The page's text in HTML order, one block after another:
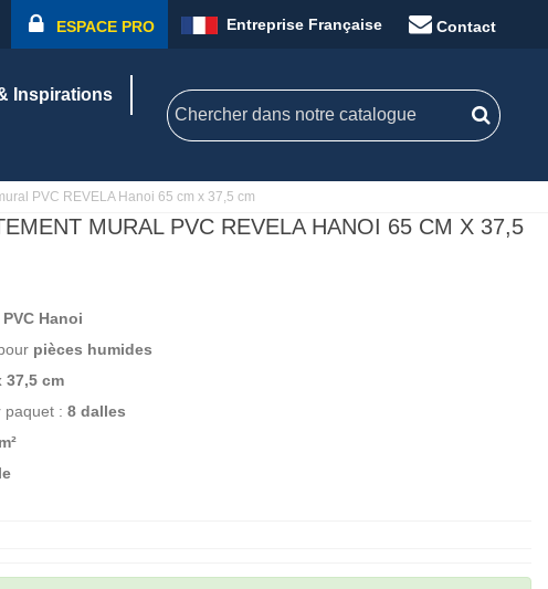
ESPACE PRO Entreprise Française Contact
Inspirations
PVC REVELA Hanoi 65 cm x 37,5 cm
MURAL PVC REVELA HANOI 65 CM X 37,5
Hanoi
pièces humides
37,5 cm
paquet : 8 dalles